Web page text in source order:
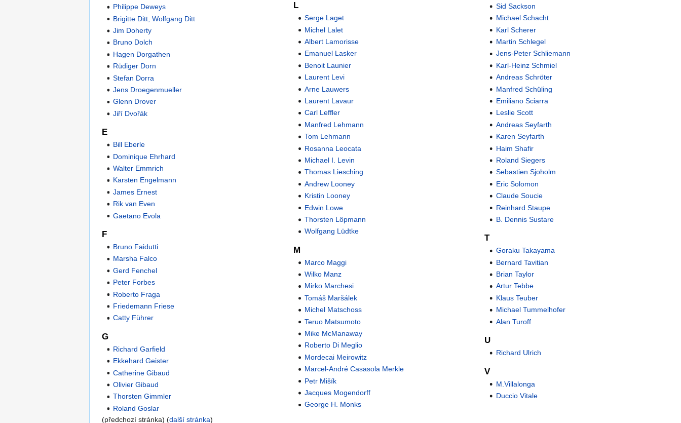
Philippe Deweys
Brigitte Ditt, Wolfgang Ditt
Jim Doherty
Bruno Dolch
Hagen Dorgathen
Rüdiger Dorn
Stefan Dorra
Jens Droegenmueller
Glenn Drover
Jiří Dvořák
E
Bill Eberle
Dominique Ehrhard
Walter Emmrich
Karsten Engelmann
James Ernest
Rik van Even
Gaetano Evola
F
Bruno Faidutti
Marsha Falco
Gerd Fenchel
Peter Forbes
Roberto Fraga
Friedemann Friese
Catty Führer
G
Richard Garfield
Ekkehard Geister
Catherine Gibaud
Olivier Gibaud
Thorsten Gimmler
Roland Goslar
L
Serge Laget
Michel Lalet
Albert Lamorisse
Emanuel Lasker
Benoit Launier
Laurent Levi
Arne Lauwers
Laurent Lavaur
Carl Leffler
Manfred Lehmann
Tom Lehmann
Rosanna Leocata
Michael I. Levin
Thomas Liesching
Andrew Looney
Kristin Looney
Edwin Lowe
Thorsten Löpmann
Wolfgang Lüdtke
M
Marco Maggi
Wilko Manz
Mirko Marchesi
Tomáš Maršálek
Michel Matschoss
Teruo Matsumoto
Mike McManaway
Roberto Di Meglio
Mordecai Meirowitz
Marcel-André Casasola Merkle
Petr Mišík
Jacques Mogendorff
George H. Monks
Sid Sackson
Michael Schacht
Karl Scherer
Martin Schlegel
Jens-Peter Schliemann
Karl-Heinz Schmiel
Andreas Schröter
Manfred Schüling
Emiliano Sciarra
Leslie Scott
Andreas Seyfarth
Karen Seyfarth
Haim Shafir
Roland Siegers
Sebastien Sjoholm
Eric Solomon
Claude Soucie
Reinhard Staupe
B. Dennis Sustare
T
Goraku Takayama
Bernard Tavitian
Brian Taylor
Artur Tebbe
Klaus Teuber
Michael Tummelhofer
Alan Turoff
U
Richard Ulrich
V
M.Villalonga
Duccio Vitale
(předchozí stránka) (další stránka)